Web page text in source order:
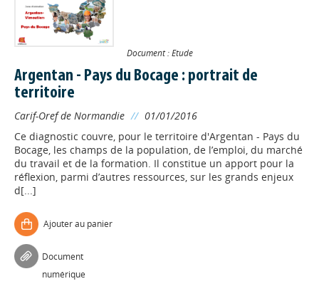
Document : Etude
Argentan - Pays du Bocage : portrait de
territoire
Carif-Oref de Normandie // 01/01/2016
Ce diagnostic couvre, pour le territoire d'Argentan - Pays du
Bocage, les champs de la population, de l’emploi, du marché
du travail et de la formation. Il constitue un apport pour la
réflexion, parmi d’autres ressources, sur les grands enjeux
d[...]
Ajouter au panier
Document
numérique